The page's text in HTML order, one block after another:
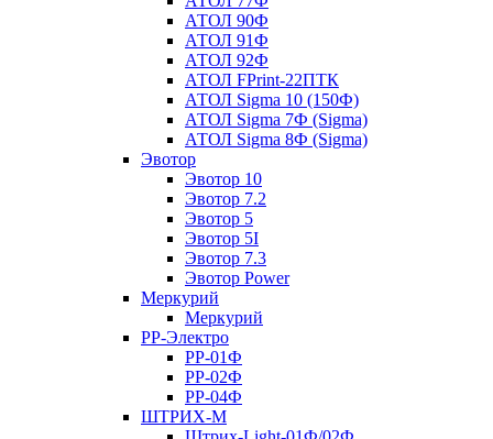
АТОЛ 90Ф
АТОЛ 91Ф
АТОЛ 92Ф
АТОЛ FPrint-22ПТК
АТОЛ Sigma 10 (150Ф)
АТОЛ Sigma 7Ф (Sigma)
АТОЛ Sigma 8Ф (Sigma)
Эвотор
Эвотор 10
Эвотор 7.2
Эвотор 5
Эвотор 5I
Эвотор 7.3
Эвотор Power
Меркурий
Меркурий
РР-Электро
РР-01Ф
РР-02Ф
РР-04Ф
ШТРИХ-М